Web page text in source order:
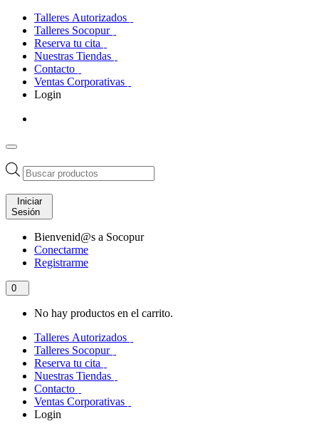
Talleres Autorizados
Talleres Socopur
Reserva tu cita
Nuestras Tiendas
Contacto
Ventas Corporativas
Login
Búsqueda
de
productos
Iniciar
Sesión
Bienvenid@s a Socopur
Conectarme
Registrarme
0
No hay productos en el carrito.
Talleres Autorizados
Talleres Socopur
Reserva tu cita
Nuestras Tiendas
Contacto
Ventas Corporativas
Login